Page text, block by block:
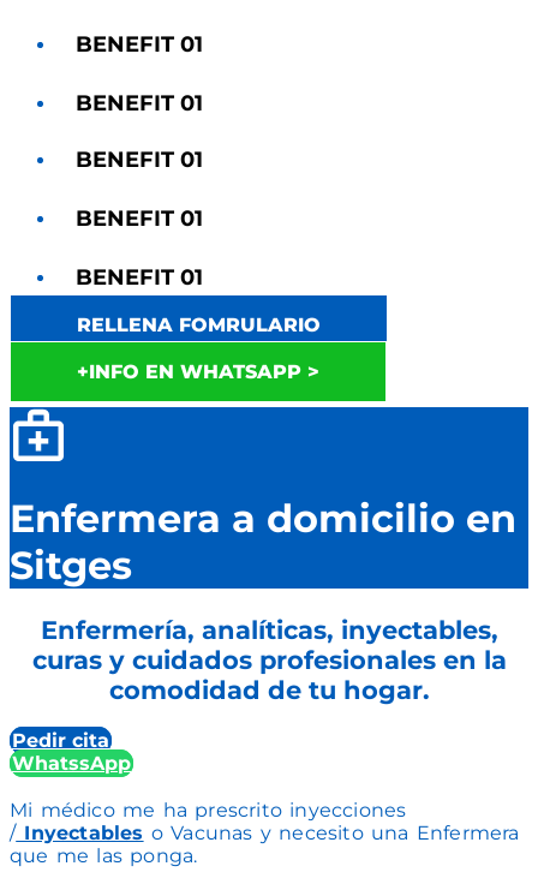
BENEFIT 01
BENEFIT 01
BENEFIT 01
BENEFIT 01
BENEFIT 01
RELLENA FOMRULARIO
+INFO EN WHATSAPP >
Enfermera a domicilio en
Sitges
Enfermería, analíticas, inyectables,
curas y cuidados profesionales en la
comodidad de tu hogar.
Pedir cita
WhatssApp
Mi médico me ha prescrito inyecciones
/Inyectables o Vacunas y necesito una Enfermera
que me las ponga.